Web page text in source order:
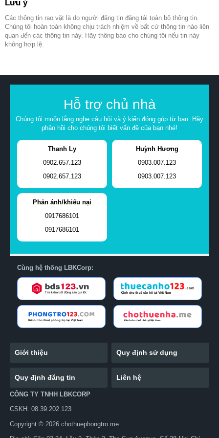
Lưu ý
Các thông tin rao vặt là do người đăng tin đăng tải toàn bộ thông tin.
Chúng tôi hoàn toàn không chịu trách nhiệm về bất cứ thông tin nào liên
quan đến các thông tin này. Hãy thông báo cho chúng tôi nếu tin này
không hợp lệ.
Hỗ trợ chủ nhà
Chúng tôi muốn lắng nghe câu hỏi và ý kiến đóng góp từ bạn. Hãy
phản hồi cho chúng tôi biết vấn đề của bạn nhé!
Thanh Ly
0902.657.123
0902.657.123
Huỳnh Hương
0903.007.123
0903.007.123
Phản ánh/khiếu nại
0917686101
0917686101
Cùng hệ thống LBKCorp:
Giới thiệu Quy định sử dụng
Quy định đăng tin Liên hệ
CÔNG TY TNHH LBKCORP
CSKH: 08.39.202.123
Copyright © 2026 chothuephongtro.me